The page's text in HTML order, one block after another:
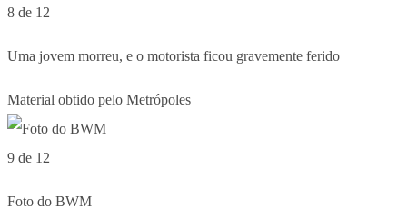
8 de 12
Uma jovem morreu, e o motorista ficou gravemente ferido
Material obtido pelo Metrópoles
9 de 12
Foto do BWM